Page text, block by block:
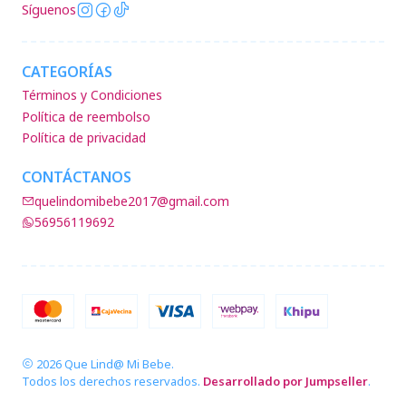
Síguenos
CATEGORÍAS
Términos y Condiciones
Política de reembolso
Política de privacidad
CONTÁCTANOS
quelindomibebe2017@gmail.com
56956119692
2026 Que Lind@ Mi Bebe.
Todos los derechos reservados. Desarrollado por Jumpseller.